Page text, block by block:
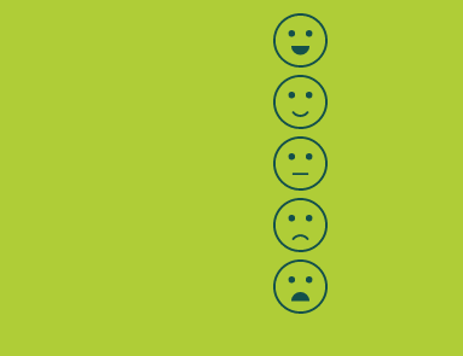
Bewertung auswählen